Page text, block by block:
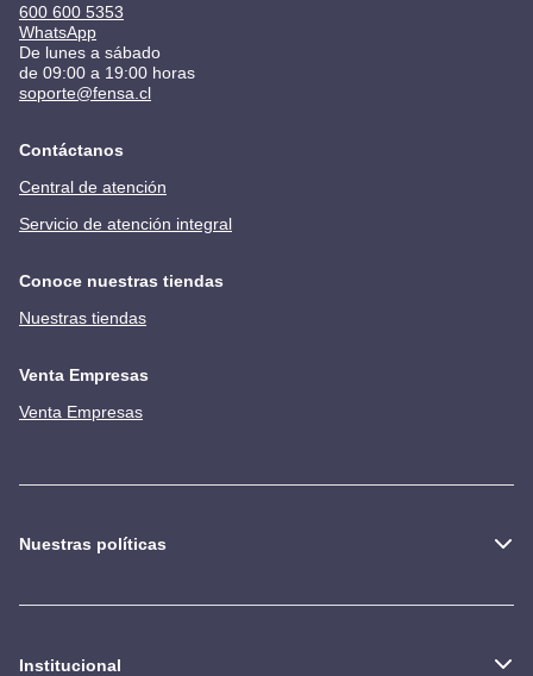
600 600 5353
WhatsApp
De lunes a sábado
de 09:00 a 19:00 horas
soporte@fensa.cl
Contáctanos
Central de atención
Servicio de atención integral
Conoce nuestras tiendas
Nuestras tiendas
Venta Empresas
Venta Empresas
Nuestras políticas
Institucional